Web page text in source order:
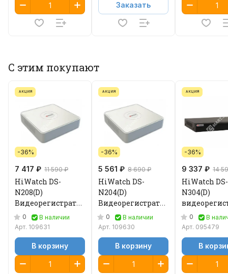
Заказать
С этим покупают
АКЦИЯ
-36%
7 417 ₽ 11 590 ₽
HiWatch DS-
N208(D)
Видеорегистратор
IP 0
В наличии
Арт. 109631
В корзину
АКЦИЯ
-36%
5 561 ₽ 8 690 ₽
HiWatch DS-
N204(D)
Видеорегистратор
IP 0
В наличии
Арт. 109630
В корзину
АКЦИЯ
-36%
9 337 ₽ 14
HiWatch DS-
N304(D)
IP 0
В
Арт. 095479
В